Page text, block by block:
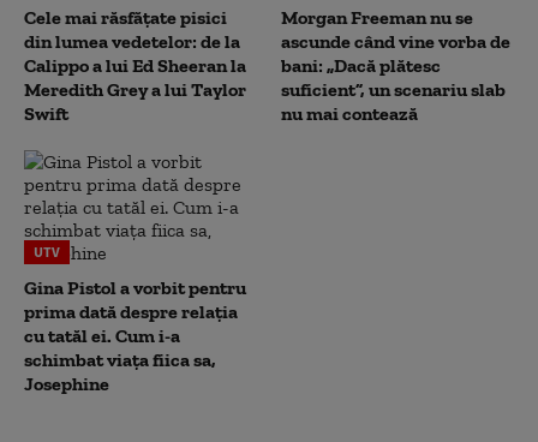
Cele mai răsfățate pisici
din lumea vedetelor: de la
Calippo a lui Ed Sheeran la
Meredith Grey a lui Taylor
Swift
Morgan Freeman nu se
ascunde când vine vorba de
bani: „Dacă plătesc
suficient”, un scenariu slab
nu mai contează
UTV
Gina Pistol a vorbit pentru
prima dată despre relația
cu tatăl ei. Cum i-a
schimbat viața fiica sa,
Josephine